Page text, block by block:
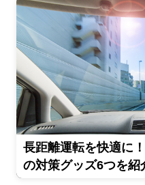
長距離運転を快適に
の対策グッズ6つを紹